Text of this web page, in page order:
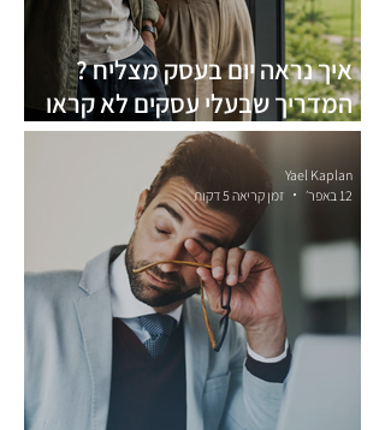
איך נראה יום בעסק מצליח ?
המדריך שבעלי עסקים לא קראו
עדיין
Yael Kaplan
12 באפר׳
זמן קריאה 5 דקות